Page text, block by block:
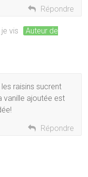
Répondre
vis
Auteur de
raisins sucrent
vanille ajoutée est
Répondre